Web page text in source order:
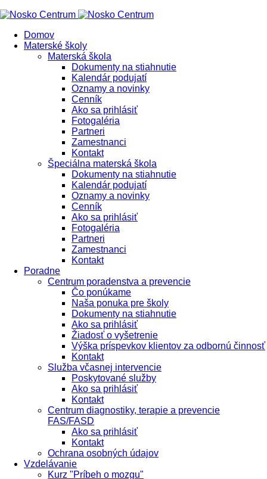
Domov
Materské školy
Materská škola
Dokumenty na stiahnutie
Kalendár podujatí
Oznamy a novinky
Cenník
Ako sa prihlásiť
Fotogaléria
Partneri
Zamestnanci
Kontakt
Špeciálna materská škola
Dokumenty na stiahnutie
Kalendár podujatí
Oznamy a novinky
Cenník
Ako sa prihlásiť
Fotogaléria
Partneri
Zamestnanci
Kontakt
Poradne
Centrum poradenstva a prevencie
Čo ponúkame
Naša ponuka pre školy
Dokumenty na stiahnutie
Ako sa prihlásiť
Žiadosť o vyšetrenie
Výška príspevkov klientov za odbornú činnosť
Kontakt
Služba včasnej intervencie
Poskytované služby
Ako sa prihlásiť
Kontakt
Centrum diagnostiky, terapie a prevencie
FAS/FASD
Ako sa prihlásiť
Kontakt
Ochrana osobných údajov
Vzdelávanie
Kurz "Príbeh o mozgu"